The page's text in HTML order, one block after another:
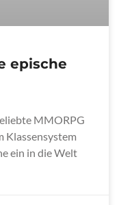
epische
MMORPG
Klassensystem
ein in die Welt